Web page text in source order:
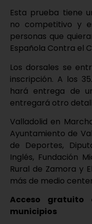
Esta prueba tiene
no competitivo y
personas que
Española Contra el
Los dorsales se
inscripción. A los
hará entrega de
entregará otro
Valladolid en
Ayuntamiento de
de Deportes,
Inglés, Fundación
Rural de Zamora y
más de medio
Acceso gratuito
municipios